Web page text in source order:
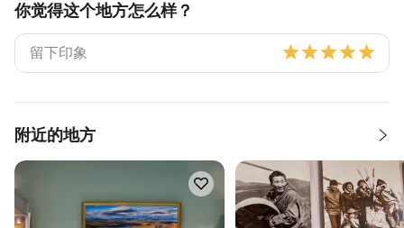
你觉得这个地方怎么样？
附近的地方